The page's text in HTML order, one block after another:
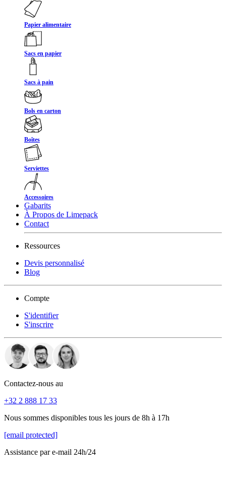
Papier alimentaire
Sacs en papier
Sacs à pain
Bols en carton
Boîtes
Serviettes
Accessoires
Gabarits
À Propos de Limepack
Contact
Ressources
Devis personnalisé
Blog
Compte
S'identifier
S'inscrire
Contactez-nous au
+32 2 888 17 33
Nous sommes disponibles tous les jours de 8h à 17h
[email protected]
Assistance par e-mail 24h/24